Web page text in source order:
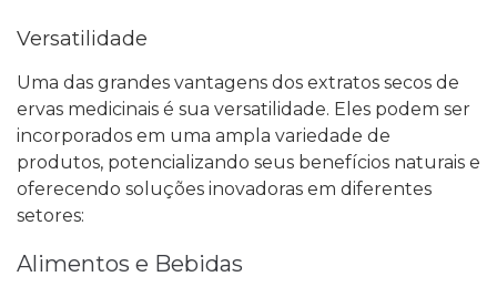
Versatilidade
Uma das grandes vantagens dos extratos secos de
ervas medicinais é sua versatilidade. Eles podem ser
incorporados em uma ampla variedade de
produtos, potencializando seus benefícios naturais e
oferecendo soluções inovadoras em diferentes
setores:
Alimentos e Bebidas